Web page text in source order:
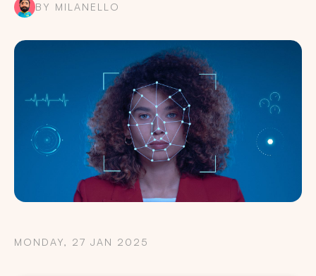
BY MILANELLO
MONDAY, 27 JAN 2025